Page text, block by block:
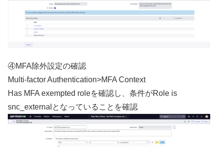
④MFA除外設定の確認
Multi-factor Authentication>MFA Context
Has MFA exempted roleを確認し、条件がRole is
snc_externalとなっていることを確認